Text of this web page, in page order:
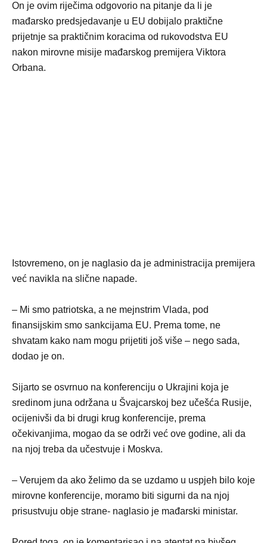
On je ovim riječima odgovorio na pitanje da li je
mađarsko predsjedavanje u EU dobijalo praktične
prijetnje sa praktičnim koracima od rukovodstva EU
nakon mirovne misije mađarskog premijera Viktora
Orbana.
Istovremeno, on je naglasio da je administracija premijera
već navikla na slične napade.
– Mi smo patriotska, a ne mejnstrim Vlada, pod
finansijskim smo sankcijama EU. Prema tome, ne
shvatam kako nam mogu prijetiti još više – nego sada,
dodao je on.
Sijarto se osvrnuo na konferenciju o Ukrajini koja je
sredinom juna održana u Švajcarskoj bez učešća Rusije,
ocijenivši da bi drugi krug konferencije, prema
očekivanjima, mogao da se održi već ove godine, ali da
na njoj treba da učestvuje i Moskva.
– Verujem da ako želimo da se uzdamo u uspjeh bilo koje
mirovne konferencije, moramo biti sigurni da na njoj
prisustvuju obje strane- naglasio je mađarski ministar.